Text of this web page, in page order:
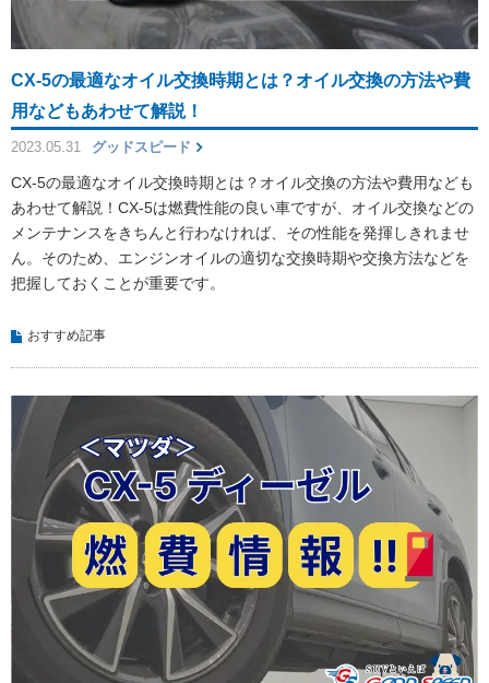
CX-5の最適なオイル交換時期とは？オイル交換の方法や費
用などもあわせて解説！
2023.05.31 グッドスピード
CX-5の最適なオイル交換時期とは？オイル交換の方法や費用なども
あわせて解説！CX-5は燃費性能の良い車ですが、オイル交換などの
メンテナンスをきちんと行わなければ、その性能を発揮しきれませ
ん。そのため、エンジンオイルの適切な交換時期や交換方法などを
把握しておくことが重要です。
おすすめ記事